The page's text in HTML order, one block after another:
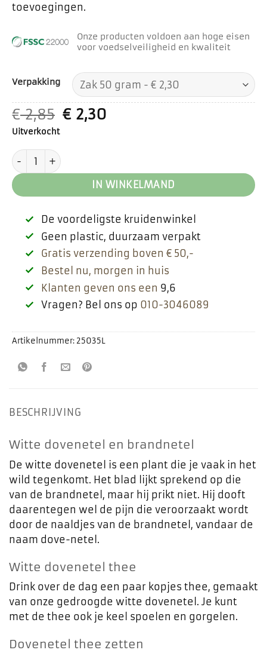
toevoegingen.
Onze producten voldoen aan hoge eisen
voor voedselveiligheid en kwaliteit
Verpakking
€2,85 Oorspronkelijke
prijs
€2,30
Uitverkocht
Witte dovenetel aantal
IN WINKELMAND
De voordeligste kruidenwinkel
Geen plastic, duurzaam verpakt
Gratis verzending boven € 50,-
Bestel nu, morgen in huis
Klanten geven ons een 9,6
Vragen? Bel ons op 010-3046089
Artikelnummer:25035L
BESCHRIJVING
Witte dovenetel en brandnetel
De witte dovenetel is een plant die je vaak in het
wild tegenkomt. Het blad lijkt sprekend op die
van de brandnetel, maar hij prikt niet. Hij dooft
daarentegen wel de pijn die veroorzaakt wordt
door de naaldjes van de brandnetel, vandaar de
naam dove-netel.
Witte dovenetel thee
Drink over de dag een paar kopjes thee, gemaakt
van onze gedroogde witte dovenetel. Je kunt
met de thee ook je keel spoelen en gorgelen.
Dovenetel thee zetten